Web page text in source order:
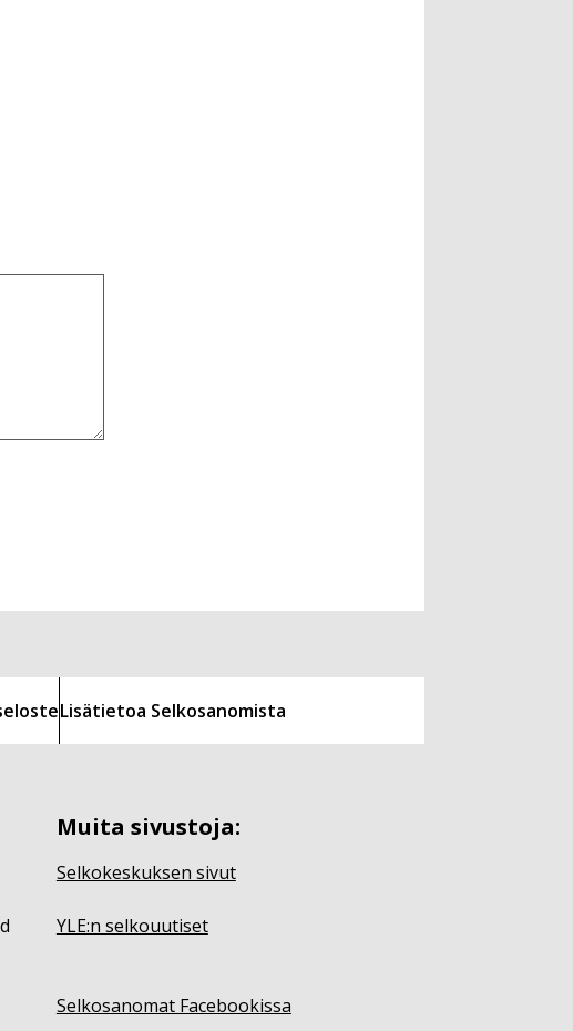
Lisätietoa Selkosanomista
Muita sivustoja:
Selkokeskuksen sivut
YLE:n selkouutiset
Selkosanomat Facebookissa